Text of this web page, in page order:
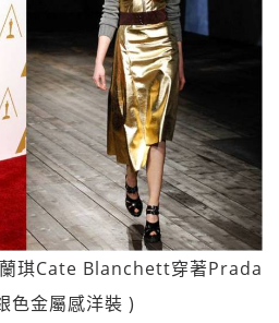
琪Cate Blanchett穿著Prada
色金屬感洋裝 )